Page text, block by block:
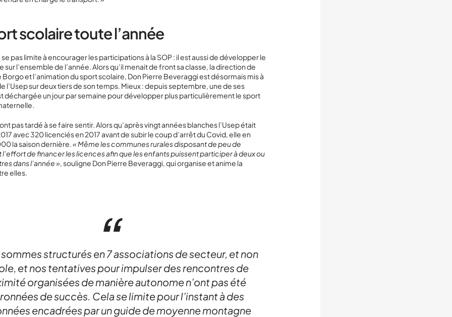
scolaire toute l’année
pas limite à encourager les participations à la SOP : il est aussi de développer le
sur l’ensemble de l’année. Alors qu’il menait de front sa classe, la direction de
et l’animation du sport scolaire, Don Pierre Beveraggi est désormais mis à
l’Usep sur deux tiers de son temps. Mieux : depuis septembre, une de ses
déchargée un jour par semaine pour développer plus particulièrement le sport
pas tardé à se faire sentir. Alors qu’après vingt années blanches l’Usep était
avec 320 licenciés en 2017 avant de subir le coup d’arrêt du Covid, elle en
la saison dernière.« Même les communes rurales disposant de peu de
de financer les licences afin que les enfants puissent participer à deux ou
dans l’année », souligne Don Pierre Beveraggi, qui organise et anime la
elles.
sommes structurés en 7 associations de secteur, et non
et nos tentatives pour impulser des rencontres de
organisées de manière autonome n’ont pas été
de succès. Cela se limite pour l’instant à des
encadrées par un guide de moyenne montagne